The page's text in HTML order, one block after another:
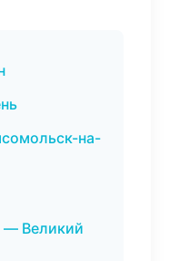
на-
— Великий